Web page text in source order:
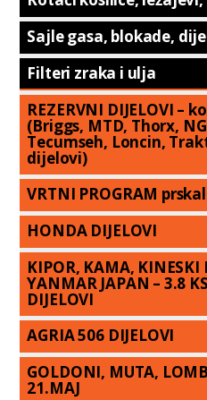
Sajle gasa, blokade,
Filteri zraka i ulja
REZERVNI DIJELOVI –
(Briggs, MTD, Thorx,
Tecumseh, Loncin,
dijelovi)
VRTNI PROGRAM
HONDA DIJELOVI
KIPOR, KAMA, KINESKI
YANMAR JAPAN – 3.8
DIJELOVI
AGRIA 506 DIJELOVI
GOLDONI, MUTA,
21.MAJ